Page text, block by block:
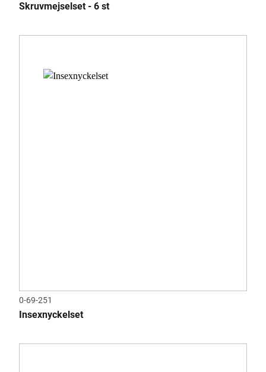
Skruvmejselset - 6 st
0-69-251
Insexnyckelset